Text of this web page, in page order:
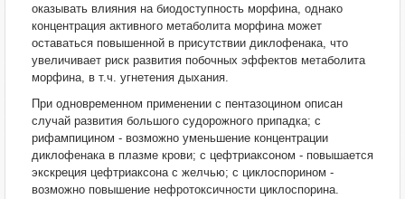
оказывать влияния на биодоступность морфина, однако
концентрация активного метаболита морфина может
оставаться повышенной в присутствии диклофенака, что
увеличивает риск развития побочных эффектов метаболита
морфина, в т.ч. угнетения дыхания.
При одновременном применении с пентазоцином описан
случай развития большого судорожного припадка; с
рифампицином - возможно уменьшение концентрации
диклофенака в плазме крови; с цефтриаксоном - повышается
экскреция цефтриаксона с желчью; с циклоспорином -
возможно повышение нефротоксичности циклоспорина.